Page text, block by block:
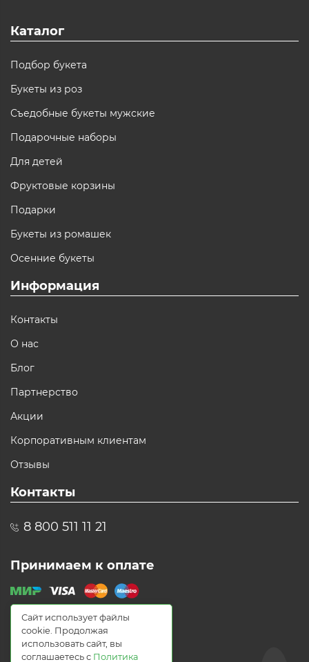
Каталог
Подбор букета
Букеты из роз
Съедобные букеты мужские
Подарочные наборы
Для детей
Фруктовые корзины
Подарки
Букеты из ромашек
Осенние букеты
Информация
Контакты
О нас
Блог
Партнерство
Акции
Корпоративным клиентам
Отзывы
Контакты
8 800 511 11 21
Принимаем к оплате
Сайт использует файлы
cookie. Продолжая
использовать сайт, вы
соглашаетесь с Политика